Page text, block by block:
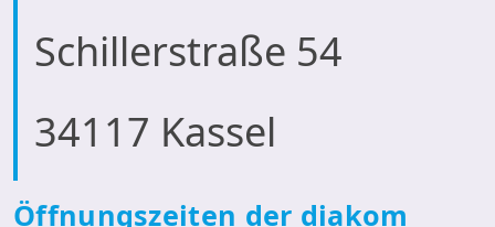
Schillerstraße 54
34117 Kassel
Öffnungszeiten der diakom